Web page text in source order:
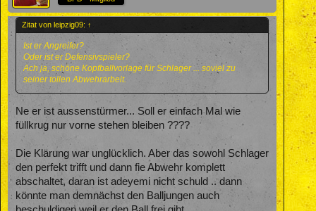
Zitat von leipzig09: ↑
Ist er Angreifer?
Oder ist er Defensivspieler?
Ach ja, schöne Kopfballvorlage für Schlager ... soviel zu
seiner tollen Abwehrarbeit.
Ne er ist aussenstürmer... Soll er einfach Mal wie
füllkrug nur vorne stehen bleiben ????
Die Klärung war unglücklich. Aber das sowohl Schlager
den perfekt trifft und dann fie Abwehr komplett
abschaltet, daran ist adeyemi nicht schuld .. dann
könnte man demnächst den Balljungen auch